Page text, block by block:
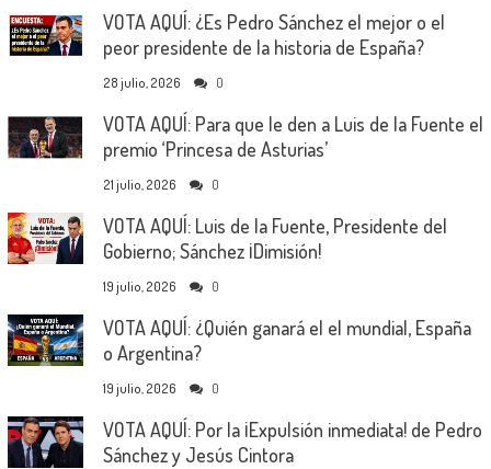
VOTA AQUÍ: ¿Es Pedro Sánchez el mejor o el
peor presidente de la historia de España?
28 julio, 2026 0
VOTA AQUÍ: Para que le den a Luis de la Fuente el
premio ‘Princesa de Asturias’
21 julio, 2026 0
VOTA AQUÍ: Luis de la Fuente, Presidente del
Gobierno; Sánchez ¡Dimisión!
19 julio, 2026 0
VOTA AQUÍ: ¿Quién ganará el el mundial, España
o Argentina?
19 julio, 2026 0
VOTA AQUÍ: Por la ¡Expulsión inmediata! de Pedro
Sánchez y Jesús Cintora